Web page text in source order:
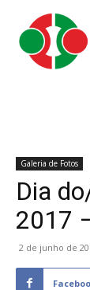
Galeria de Fotos
Dia
2017
2 de junho de